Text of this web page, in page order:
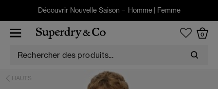
Découvrir Nouvelle Saison – Homme| Femme
0
HAUTS